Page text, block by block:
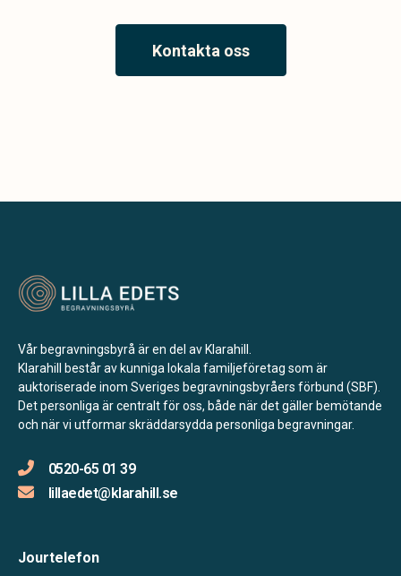
Kontakta oss
Vår begravningsbyrå är en del av Klarahill.
Klarahill består av kunniga lokala familjeföretag som är
auktoriserade inom Sveriges begravningsbyråers förbund (SBF).
Det personliga är centralt för oss, både när det gäller bemötande
och när vi utformar skräddarsydda personliga begravningar.
0520-65 01 39
lillaedet@klarahill.se
Jourtelefon